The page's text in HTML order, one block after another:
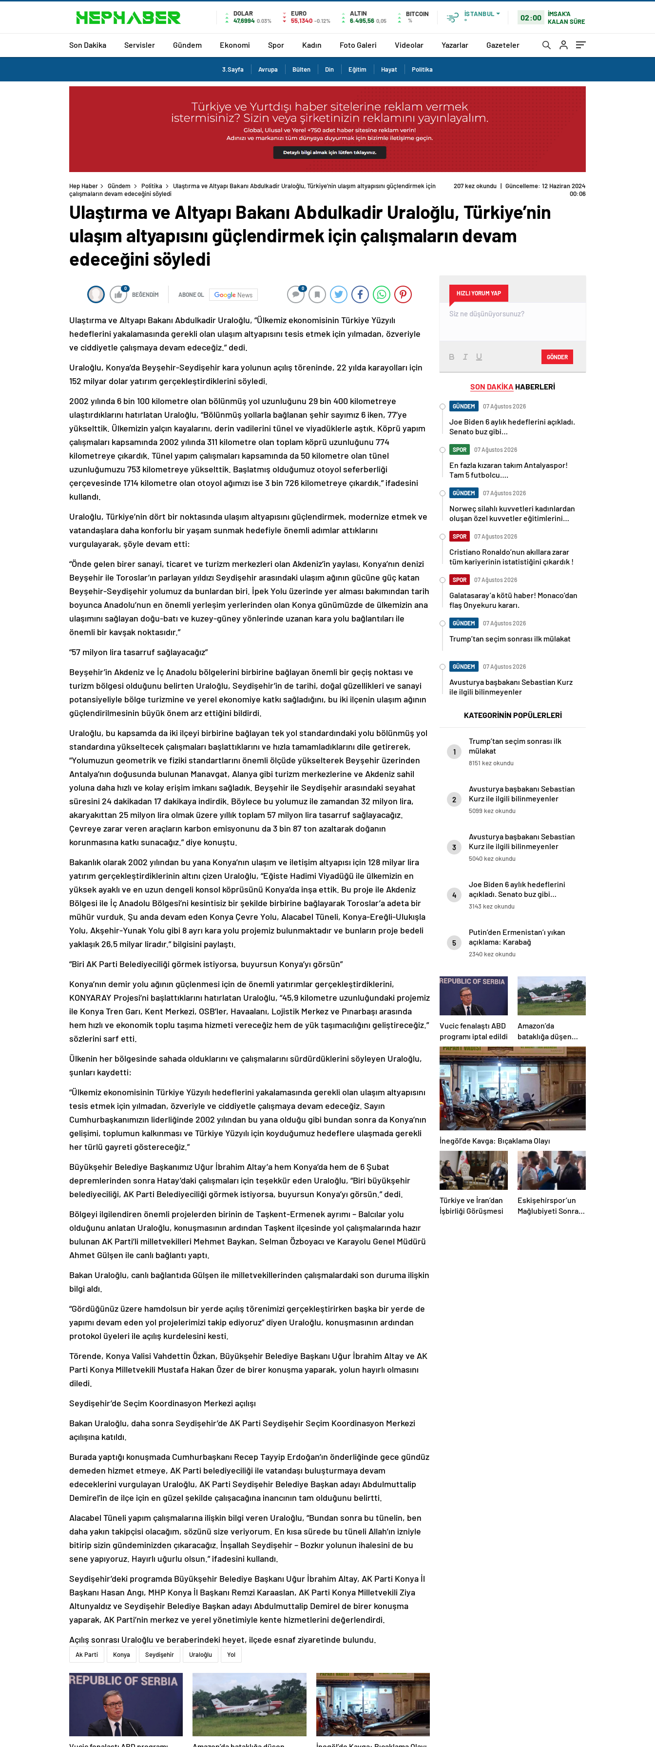
DOLAR
47,6994 0.03%
EURO
55,1340 -0.12%
ALTIN
6.495,56 0,05
BITCOIN
%
İSTANBUL
°
02:00
İMSAK'A
KALAN SÜRE
Son Dakika Servisler Gündem Ekonomi Spor Kadın Foto Galeri Videolar Yazarlar Gazeteler
3.Sayfa Avrupa Bülten Din Eğitim Hayat Politika
Hep Haber Gündem Politika
Ulaştırma ve Altyapı Bakanı Abdulkadir Uraloğlu, Türkiye’nin ulaşım altyapısını güçlendirmek için
çalışmaların devam edeceğini söyledi
207 kez okundu | Güncelleme: 12 Haziran 2024
00:06
Ulaştırma ve Altyapı Bakanı Abdulkadir Uraloğlu, Türkiye’nin
ulaşım altyapısını güçlendirmek için çalışmaların devam
edeceğini söyledi
0
BEĞENDİM ABONE OL News
0
Ulaştırma ve Altyapı Bakanı Abdulkadir Uraloğlu, “Ülkemiz ekonomisinin Türkiye Yüzyılı
hedeflerini yakalamasında gerekli olan ulaşım altyapısını tesis etmek için yılmadan, özveriyle
ve ciddiyetle çalışmaya devam edeceğiz.” dedi.
Uraloğlu, Konya’da Beyşehir-Seydişehir kara yolunun açılış töreninde, 22 yılda karayolları için
152 milyar dolar yatırım gerçekleştirdiklerini söyledi.
2002 yılında 6 bin 100 kilometre olan bölünmüş yol uzunluğunu 29 bin 400 kilometreye
ulaştırdıklarını hatırlatan Uraloğlu, “Bölünmüş yollarla bağlanan şehir sayımız 6 iken, 77’ye
yükselttik. Ülkemizin yalçın kayalarını, derin vadilerini tünel ve viyadüklerle aştık. Köprü yapım
çalışmaları kapsamında 2002 yılında 311 kilometre olan toplam köprü uzunluğunu 774
kilometreye çıkardık. Tünel yapım çalışmaları kapsamında da 50 kilometre olan tünel
uzunluğumuzu 753 kilometreye yükselttik. Başlatmış olduğumuz otoyol seferberliği
çerçevesinde 1714 kilometre olan otoyol ağımızı ise 3 bin 726 kilometreye çıkardık.” ifadesini
kullandı.
Uraloğlu, Türkiye’nin dört bir noktasında ulaşım altyapısını güçlendirmek, modernize etmek ve
vatandaşlara daha konforlu bir yaşam sunmak hedefiyle önemli adımlar attıklarını
vurgulayarak, şöyle devam etti:
“Önde gelen birer sanayi, ticaret ve turizm merkezleri olan Akdeniz’in yaylası, Konya’nın denizi
Beyşehir ile Toroslar’ın parlayan yıldızı Seydişehir arasındaki ulaşım ağının gücüne güç katan
Beyşehir-Seydişehir yolumuz da bunlardan biri. İpek Yolu üzerinde yer alması bakımından tarih
boyunca Anadolu’nun en önemli yerleşim yerlerinden olan Konya günümüzde de ülkemizin ana
ulaşımını sağlayan doğu-batı ve kuzey-güney yönlerinde uzanan kara yolu bağlantıları ile
önemli bir kavşak noktasıdır.”
“57 milyon lira tasarruf sağlayacağız”
Beyşehir’in Akdeniz ve İç Anadolu bölgelerini birbirine bağlayan önemli bir geçiş noktası ve
turizm bölgesi olduğunu belirten Uraloğlu, Seydişehir’in de tarihi, doğal güzellikleri ve sanayi
potansiyeliyle bölge turizmine ve yerel ekonomiye katkı sağladığını, bu iki ilçenin ulaşım ağının
güçlendirilmesinin büyük önem arz ettiğini bildirdi.
Uraloğlu, bu kapsamda da iki ilçeyi birbirine bağlayan tek yol standardındaki yolu bölünmüş yol
standardına yükseltecek çalışmaları başlattıklarını ve hızla tamamladıklarını dile getirerek,
“Yolumuzun geometrik ve fiziki standartlarını önemli ölçüde yükselterek Beyşehir üzerinden
Antalya’nın doğusunda bulunan Manavgat, Alanya gibi turizm merkezlerine ve Akdeniz sahil
yoluna daha hızlı ve kolay erişim imkanı sağladık. Beyşehir ile Seydişehir arasındaki seyahat
süresini 24 dakikadan 17 dakikaya indirdik. Böylece bu yolumuz ile zamandan 32 milyon lira,
akaryakıttan 25 milyon lira olmak üzere yıllık toplam 57 milyon lira tasarruf sağlayacağız.
Çevreye zarar veren araçların karbon emisyonunu da 3 bin 87 ton azaltarak doğanın
korunmasına katkı sunacağız.” diye konuştu.
Bakanlık olarak 2002 yılından bu yana Konya’nın ulaşım ve iletişim altyapısı için 128 milyar lira
yatırım gerçekleştirdiklerinin altını çizen Uraloğlu, “Eğiste Hadimi Viyadüğü ile ülkemizin en
yüksek ayaklı ve en uzun dengeli konsol köprüsünü Konya’da inşa ettik. Bu proje ile Akdeniz
Bölgesi ile İç Anadolu Bölgesi’ni kesintisiz bir şekilde birbirine bağlayarak Toroslar’a adeta bir
mühür vurduk. Şu anda devam eden Konya Çevre Yolu, Alacabel Tüneli, Konya-Ereğli-Ulukışla
Yolu, Akşehir-Yunak Yolu gibi 8 ayrı kara yolu projemiz bulunmaktadır ve bunların proje bedeli
yaklaşık 26,5 milyar liradır.” bilgisini paylaştı.
“Biri AK Parti Belediyeciliği görmek istiyorsa, buyursun Konya’yı görsün”
Konya’nın demir yolu ağının güçlenmesi için de önemli yatırımlar gerçekleştirdiklerini,
KONYARAY Projesi’ni başlattıklarını hatırlatan Uraloğlu, “45,9 kilometre uzunluğundaki projemiz
ile Konya Tren Garı, Kent Merkezi, OSB’ler, Havaalanı, Lojistik Merkez ve Pınarbaşı arasında
hem hızlı ve ekonomik toplu taşıma hizmeti vereceğiz hem de yük taşımacılığını geliştireceğiz.”
sözlerini sarf etti.
Ülkenin her bölgesinde sahada olduklarını ve çalışmalarını sürdürdüklerini söyleyen Uraloğlu,
şunları kaydetti:
“Ülkemiz ekonomisinin Türkiye Yüzyılı hedeflerini yakalamasında gerekli olan ulaşım altyapısını
tesis etmek için yılmadan, özveriyle ve ciddiyetle çalışmaya devam edeceğiz. Sayın
Cumhurbaşkanımızın liderliğinde 2002 yılından bu yana olduğu gibi bundan sonra da Konya’nın
gelişimi, toplumun kalkınması ve Türkiye Yüzyılı için koyduğumuz hedeflere ulaşmada gerekli
her türlü gayreti göstereceğiz.”
Büyükşehir Belediye Başkanımız Uğur İbrahim Altay’a hem Konya’da hem de 6 Şubat
depremlerinden sonra Hatay’daki çalışmaları için teşekkür eden Uraloğlu, “Biri büyükşehir
belediyeciliği, AK Parti Belediyeciliği görmek istiyorsa, buyursun Konya’yı görsün.” dedi.
Bölgeyi ilgilendiren önemli projelerden birinin de Taşkent-Ermenek ayrımı – Balcılar yolu
olduğunu anlatan Uraloğlu, konuşmasının ardından Taşkent ilçesinde yol çalışmalarında hazır
bulunan AK Parti’li milletvekilleri Mehmet Baykan, Selman Özboyacı ve Karayolu Genel Müdürü
Ahmet Gülşen ile canlı bağlantı yaptı.
Bakan Uraloğlu, canlı bağlantıda Gülşen ile milletvekillerinden çalışmalardaki son duruma ilişkin
bilgi aldı.
“Gördüğünüz üzere hamdolsun bir yerde açılış törenimizi gerçekleştirirken başka bir yerde de
yapımı devam eden yol projelerimizi takip ediyoruz” diyen Uraloğlu, konuşmasının ardından
protokol üyeleri ile açılış kurdelesini kesti.
Törende, Konya Valisi Vahdettin Özkan, Büyükşehir Belediye Başkanı Uğur İbrahim Altay ve AK
Parti Konya Milletvekili Mustafa Hakan Özer de birer konuşma yaparak, yolun hayırlı olmasını
diledi.
Seydişehir’de Seçim Koordinasyon Merkezi açılışı
Bakan Uraloğlu, daha sonra Seydişehir’de AK Parti Seydişehir Seçim Koordinasyon Merkezi
açılışına katıldı.
Burada yaptığı konuşmada Cumhurbaşkanı Recep Tayyip Erdoğan’ın önderliğinde gece gündüz
demeden hizmet etmeye, AK Parti belediyeciliği ile vatandaşı buluşturmaya devam
edeceklerini vurgulayan Uraloğlu, AK Parti Seydişehir Belediye Başkan adayı Abdulmuttalip
Demirel’in de ilçe için en güzel şekilde çalışacağına inancının tam olduğunu belirtti.
Alacabel Tüneli yapım çalışmalarına ilişkin bilgi veren Uraloğlu, “Bundan sonra bu tünelin, ben
daha yakın takipçisi olacağım, sözünü size veriyorum. En kısa sürede bu tüneli Allah’ın izniyle
bitirip sizin gündeminizden çıkaracağız. İnşallah Seydişehir – Bozkır yolunun ihalesini de bu
sene yapıyoruz. Hayırlı uğurlu olsun.” ifadesini kullandı.
Seydişehir’deki programda Büyükşehir Belediye Başkanı Uğur İbrahim Altay, AK Parti Konya İl
Başkanı Hasan Angı, MHP Konya İl Başkanı Remzi Karaaslan, AK Parti Konya Milletvekili Ziya
Altunyaldız ve Seydişehir Belediye Başkan adayı Abdulmuttalip Demirel de birer konuşma
yaparak, AK Parti’nin merkez ve yerel yönetimiyle kente hizmetlerini değerlendirdi.
Açılış sonrası Uraloğlu ve beraberindeki heyet, ilçede esnaf ziyaretinde bulundu.
Ak Parti Konya Seydişehir Uraloğlu Yol
HIZLI YORUM YAP
GÖNDER
SON DAKİKA HABERLERİ
GÜNDEM 07 Ağustos 2026
Joe Biden 6 aylık hedeflerini açıkladı.
Senato buz gibi…
SPOR 07 Ağustos 2026
En fazla kızaran takım Antalyaspor!
Tam 5 futbolcu….
GÜNDEM 07 Ağustos 2026
Norweç silahlı kuvvetleri kadınlardan
oluşan özel kuvvetler eğitimlerini
SPOR 07 Ağustos 2026
Cristiano Ronaldo’nun akıllara zarar
tüm kariyerinin istatistiğini çıkardık !
SPOR 07 Ağustos 2026
Galatasaray’a kötü haber! Monaco’dan
flaş Onyekuru kararı.
GÜNDEM 07 Ağustos 2026
Trump’tan seçim sonrası ilk mülakat
GÜNDEM 07 Ağustos 2026
Avusturya başbakanı Sebastian Kurz
ile ilgili bilinmeyenler
KATEGORİNİN POPÜLERLERİ
1
Trump’tan seçim sonrası ilk
mülakat
8151 kez okundu
2
Avusturya başbakanı Sebastian
Kurz ile ilgili bilinmeyenler
5099 kez okundu
3
Avusturya başbakanı Sebastian
Kurz ile ilgili bilinmeyenler
5040 kez okundu
4
Joe Biden 6 aylık hedeflerini
açıkladı. Senato buz gibi…
3143 kez okundu
5
Putin’den Ermenistan’ı yıkan
açıklama: Karabağ
Azerbaycan’ın ayrılmaz bir
2340 kez okundu
Vucic fenalaştı ABD
programı iptal edildi
Amazon’da
bataklığa düşen
uçağın yolcuları, 36
saat kurtarılmayı
bekledi
İnegöl’de Kavga: Bıçaklama Olayı
Türkiye ve İran’dan
İşbirliği Görüşmesi
Eskişehirspor’un
Mağlubiyeti Sonrası